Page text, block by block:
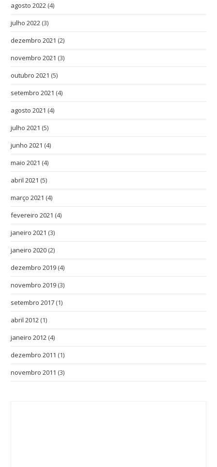
agosto 2022 (4)
julho 2022 (3)
dezembro 2021 (2)
novembro 2021 (3)
outubro 2021 (5)
setembro 2021 (4)
agosto 2021 (4)
julho 2021 (5)
junho 2021 (4)
maio 2021 (4)
abril 2021 (5)
março 2021 (4)
fevereiro 2021 (4)
janeiro 2021 (3)
janeiro 2020 (2)
dezembro 2019 (4)
novembro 2019 (3)
setembro 2017 (1)
abril 2012 (1)
janeiro 2012 (4)
dezembro 2011 (1)
novembro 2011 (3)